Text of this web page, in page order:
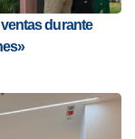
durante